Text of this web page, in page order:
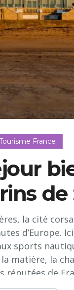
France
la cité
d’Europe.
sports
la matière, la
réputées de
2013, ont fêté